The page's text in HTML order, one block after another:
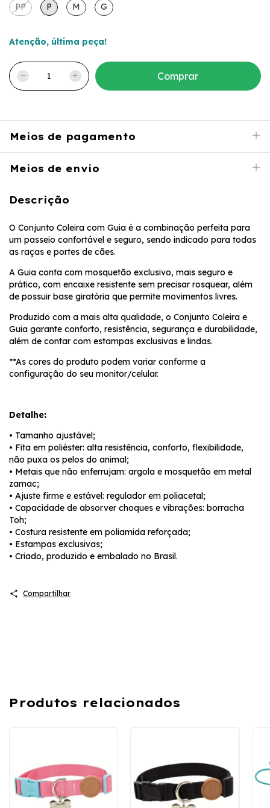
PP P M G
Atenção, última peça!
Meios de pagamento
Meios de envio
Descrição
O Conjunto Coleira com Guia é a combinação perfeita para
um passeio confortável e seguro, sendo indicado para todas
as raças e portes de cães.
A Guia conta com mosquetão exclusivo, mais seguro e
prático, com encaixe resistente sem precisar rosquear, além
de possuir base giratória que permite movimentos livres.
Produzido com a mais alta qualidade, o Conjunto Coleira e
Guia garante conforto, resistência, segurança e durabilidade,
além de contar com estampas exclusivas e lindas.
**As cores do produto podem variar conforme a
configuração do seu monitor/celular.
Detalhe:
• Tamanho ajustável;
• Fita em poliéster: alta resistência, conforto, flexibilidade,
não puxa os pelos do animal;
• Metais que não enferrujam: argola e mosquetão em metal
zamac;
• Ajuste firme e estável: regulador em poliacetal;
• Capacidade de absorver choques e vibrações: borracha
Toh;
• Costura resistente em poliamida reforçada;
• Estampas exclusivas;
• Criado, produzido e embalado no Brasil.
Compartilhar
Produtos relacionados